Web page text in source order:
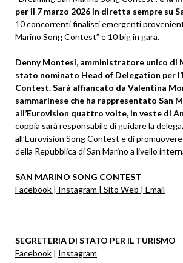
per il 7 marzo 2026 in diretta sempre su
10 concorrenti finalisti emergenti
Marino Song Contest” e 10 big in gara.
Denny Montesi, amministratore unico di
stato nominato Head of Delegation per
Contest. Sarà affiancato da Valentina
sammarinese che ha rappresentato San
all’Eurovision quattro volte, in veste di
coppia sarà responsabile di guidare la
all’Eurovision Song Contest e di
della Repubblica di San Marino a livello
SAN MARINO SONG CONTEST
Facebook | Instagram | Sito Web | Email
SEGRETERIA DI STATO PER IL TURISMO
Facebook | Instagram